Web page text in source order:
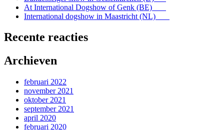
At International Dogshow of Genk (BE)
International dogshow in Maastricht (NL)
Recente reacties
Archieven
februari 2022
november 2021
oktober 2021
september 2021
april 2020
februari 2020